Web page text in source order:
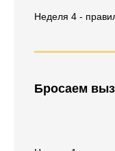
Неделя 4 -
Бросаем